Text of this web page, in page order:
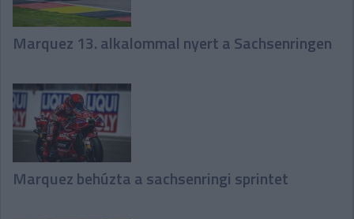
Marquez 13. alkalommal nyert a Sachsenringen
Marquez behúzta a sachsenringi sprintet